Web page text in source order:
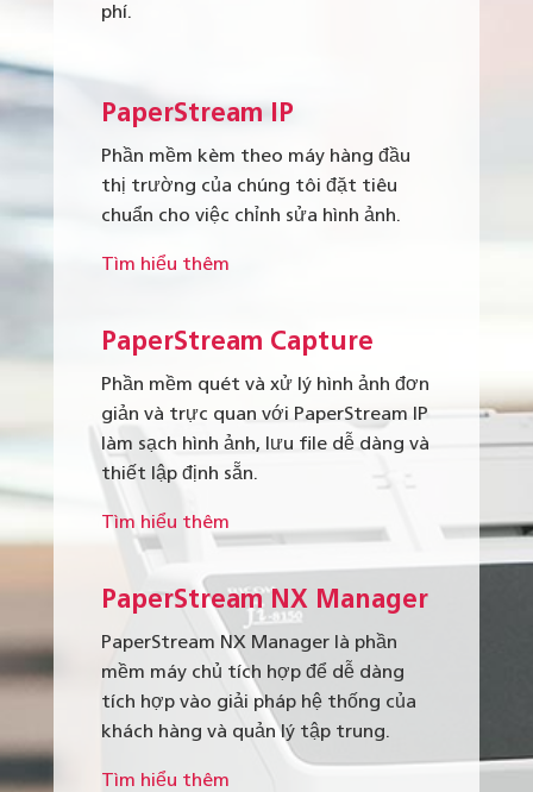
phí.
PaperStream IP
Phần mềm kèm theo máy hàng đầu
thị trường của chúng tôi đặt tiêu
chuẩn cho việc chỉnh sửa hình ảnh.
Tìm hiểu thêm
PaperStream Capture
Phần mềm quét và xử lý hình ảnh đơn
giản và trực quan với PaperStream IP
làm sạch hình ảnh, lưu file dễ dàng và
thiết lập định sẵn.
Tìm hiểu thêm
PaperStream NX Manager
PaperStream NX Manager là phần
mềm máy chủ tích hợp để dễ dàng
tích hợp vào giải pháp hệ thống của
khách hàng và quản lý tập trung.
Tìm hiểu thêm